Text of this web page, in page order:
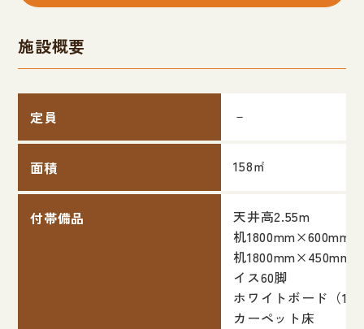
施設概要
定員 －
面積 158㎡
付帯備品
天井高2.55m
机
机
イス60脚
ホワイトボード（
カーペット床